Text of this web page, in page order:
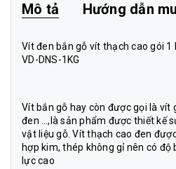
Mô tả Hướng dẫn
Vít đen bắn gỗ vít thạch cao gói 1
VD-DNS-1KG
Vít bắn gỗ hay còn được gọi là vít
đen …,là sản phẩm được thiết kế
vật liệu gỗ. Vít thạch cao đen
hợp kim, thép không gỉ nên có độ
lực cao